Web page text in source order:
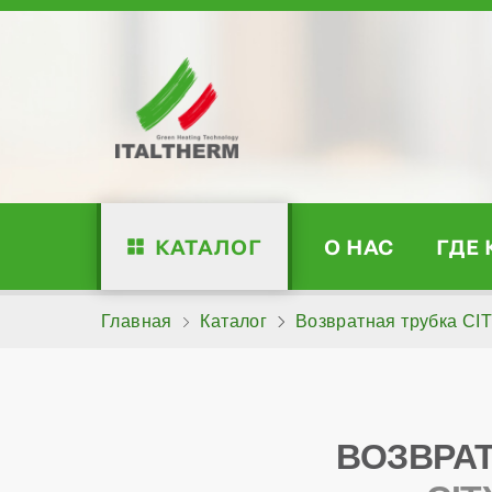
КАТАЛОГ О НАС ГДЕ
Главная Каталог Возвратная трубка